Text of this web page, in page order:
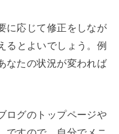
に応じて修正をしなが
るとよいでしょう。例
なたの状況が変われば
ログのトップページや